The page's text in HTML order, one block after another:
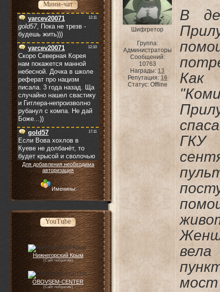
Мини-чат
Для добавления необходима
авторизация
Именины:
YouTube
Нижнегорский Крым
(Сайт побратим)
OBOVSEM-CENTER
(Сайт побратим)
Шифгретор
Группа:
Администраторы
Сообщений:
10763
Награды:13
Репутация: 16
Статус: Offline
В
ГКУ
вела